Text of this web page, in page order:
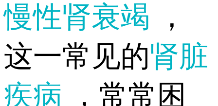
慢性肾衰竭
，
这一常见的肾脏
疾病
，常常困